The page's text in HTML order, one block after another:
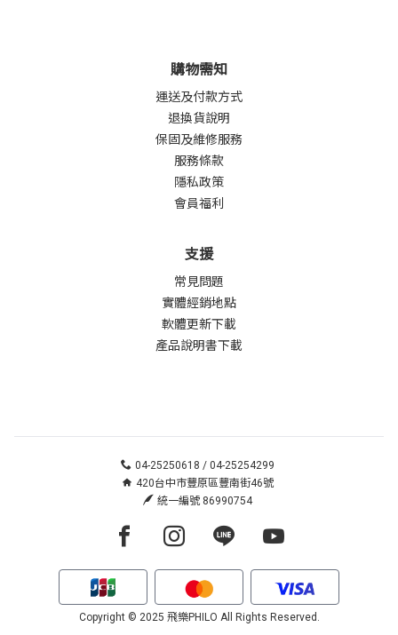
購物需知
運送及付款方式
退換貨說明
保固及維修服務
服務條款
隱私政策
會員福利
支援
常見問題
實體經銷地點
軟體更新下載
產品說明書下載
04-25250618 / 04-25254299
420台中市豐原區豐南街46號
統一編號 86990754
Facebook page
Instagram page
Line pageYoutube page
Copyright © 2025 飛樂PHILO All Rights Reserved.